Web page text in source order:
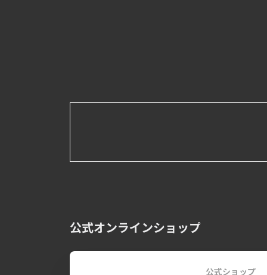
公式オンラインショップ
公式ショップ